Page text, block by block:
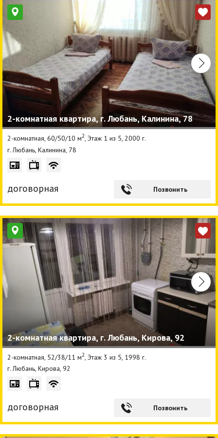
2-комнатная квартира, г. Любань, Калинина, 78
2-комнатная, 60/50/10 м2, Этаж 1 из 5, 2000 г.
г. Любань, Калинина, 78
договорная Позвонить
2-комнатная квартира, г. Любань, Кирова, 92
2-комнатная, 52/38/11 м2 , Этаж 3 из 5, 1998 г.
г. Любань, Кирова, 92
договорная Позвонить